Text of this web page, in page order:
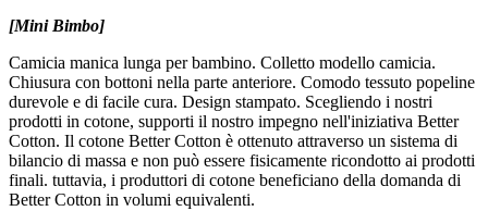
[Mini Bimbo]
Camicia manica lunga per bambino. Colletto modello camicia.
Chiusura con bottoni nella parte anteriore. Comodo tessuto popeline
durevole e di facile cura. Design stampato. Scegliendo i nostri
prodotti in cotone, supporti il nostro impegno nell'iniziativa Better
Cotton. Il cotone Better Cotton è ottenuto attraverso un sistema di
bilancio di massa e non può essere fisicamente ricondotto ai prodotti
finali. tuttavia, i produttori di cotone beneficiano della domanda di
Better Cotton in volumi equivalenti.